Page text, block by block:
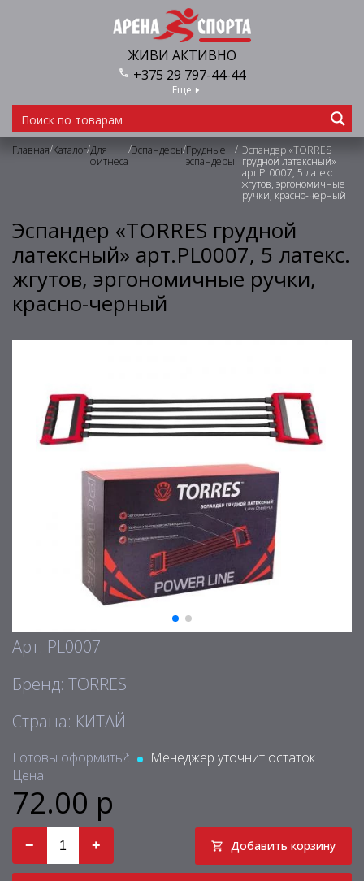
ЖИВИ АКТИВНО
+375 29 797-44-44
Еще
Главная/Каталог/Для
фитнеса
/Эспандеры/Грудные
эспандеры
/ Эспандер «TORRES
грудной латексный»
арт.PL0007, 5 латекс.
жгутов, эргономичные
ручки, красно-черный
Эспандер «TORRES грудной
латексный» арт.PL0007, 5 латекс.
жгутов, эргономичные ручки,
красно-черный
Арт: PL0007
Бренд: TORRES
Страна: КИТАЙ
Готовы оформить?:
Менеджер уточнит остаток
Цена:
72.00 р
− + Добавить корзину